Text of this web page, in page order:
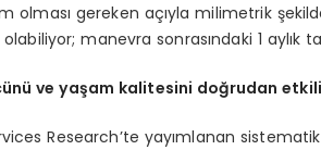
olması gereken açıyla milimetrik
manevra sonrasındaki 1 aylık
ve yaşam kalitesini doğrudan
Research’te yayımlanan